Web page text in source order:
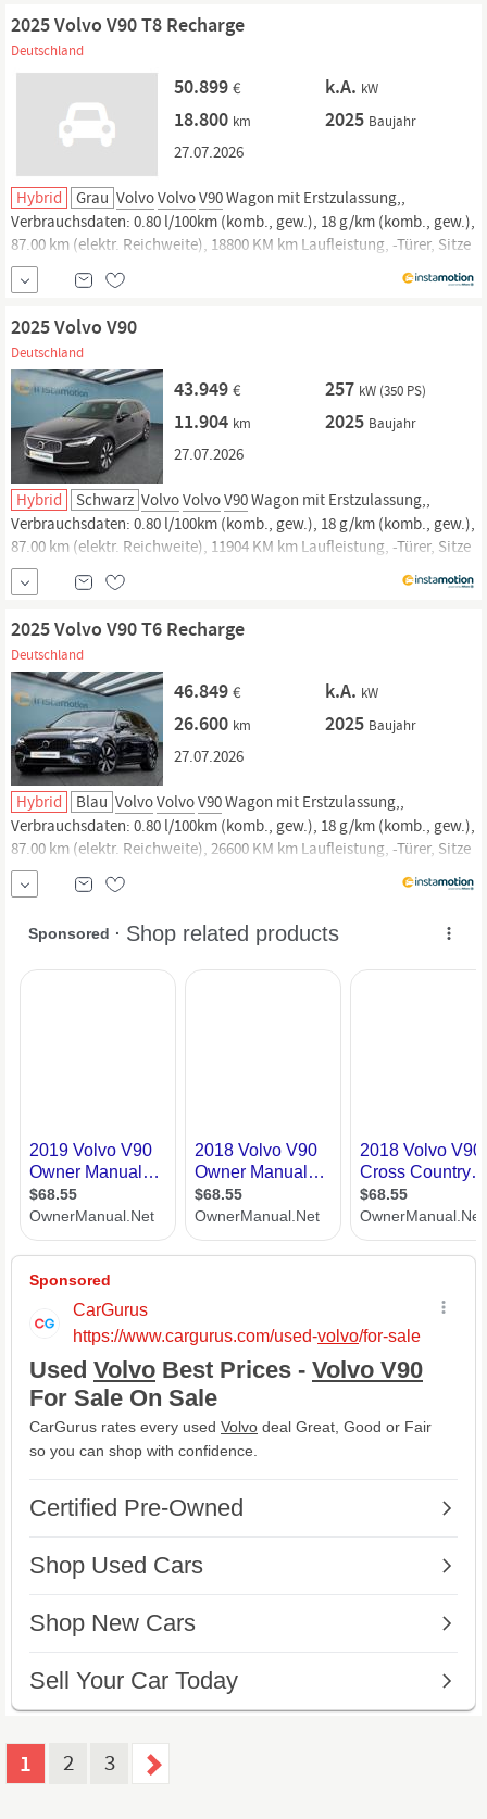
2025 Volvo V90 T8 Recharge
Deutschland
50.899 € k.A. kW
18.800 km 2025 Baujahr
27.07.2026
Hybrid Grau VolvoVolvoV90Wagon mit Erstzulassung,,
Verbrauchsdaten: 0.80 l/100km (komb., gew.), 18 g/km (komb., gew.),
87.00 km (elektr. Reichweite), 18800 KM km Laufleistung, -Türer, Sitze
und. Jetzt bei instamotion online kaufen oder günstig finanzieren.
Nur geprüfte Fahrzeuge mit Garantie, 14 Tage Rückgaberecht und
2025 Volvo V90
Deutschland
43.949 € 257 kW (350 PS)
11.904 km 2025 Baujahr
27.07.2026
Hybrid Schwarz VolvoVolvoV90Wagon mit Erstzulassung,,
Verbrauchsdaten: 0.80 l/100km (komb., gew.), 18 g/km (komb., gew.),
87.00 km (elektr. Reichweite), 11904 KM km Laufleistung, -Türer, Sitze
und. Jetzt bei instamotion online kaufen oder günstig finanzieren.
Nur geprüfte Fahrzeuge mit Garantie, 14 Tage Rückgaberecht und
2025 Volvo V90 T6 Recharge
Deutschland
46.849 € k.A. kW
26.600 km 2025 Baujahr
27.07.2026
Hybrid Blau VolvoVolvoV90Wagon mit Erstzulassung,,
Verbrauchsdaten: 0.80 l/100km (komb., gew.), 18 g/km (komb., gew.),
87.00 km (elektr. Reichweite), 26600 KM km Laufleistung, -Türer, Sitze
und. Jetzt bei instamotion online kaufen oder günstig finanzieren.
Nur geprüfte Fahrzeuge mit Garantie, 14 Tage Rückgaberecht und
1 2 3